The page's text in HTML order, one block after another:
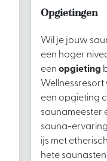
Opgietingen
Wil je jouw
een hoger
een opgieting
Wellnessresort
een opgieting
saunameester
sauna-
ijs met
hete